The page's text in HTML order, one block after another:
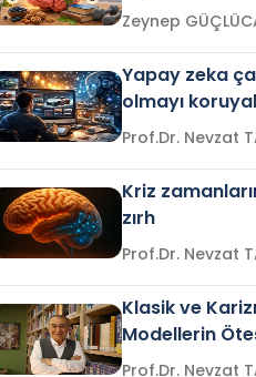
Zeynep
Yapay zeka
olmayı
Kriz
zırh
Klasik ve
Modellerin
Liderlik”